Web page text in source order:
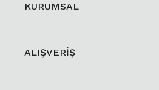
KURUMSAL
ALIŞVERİŞ